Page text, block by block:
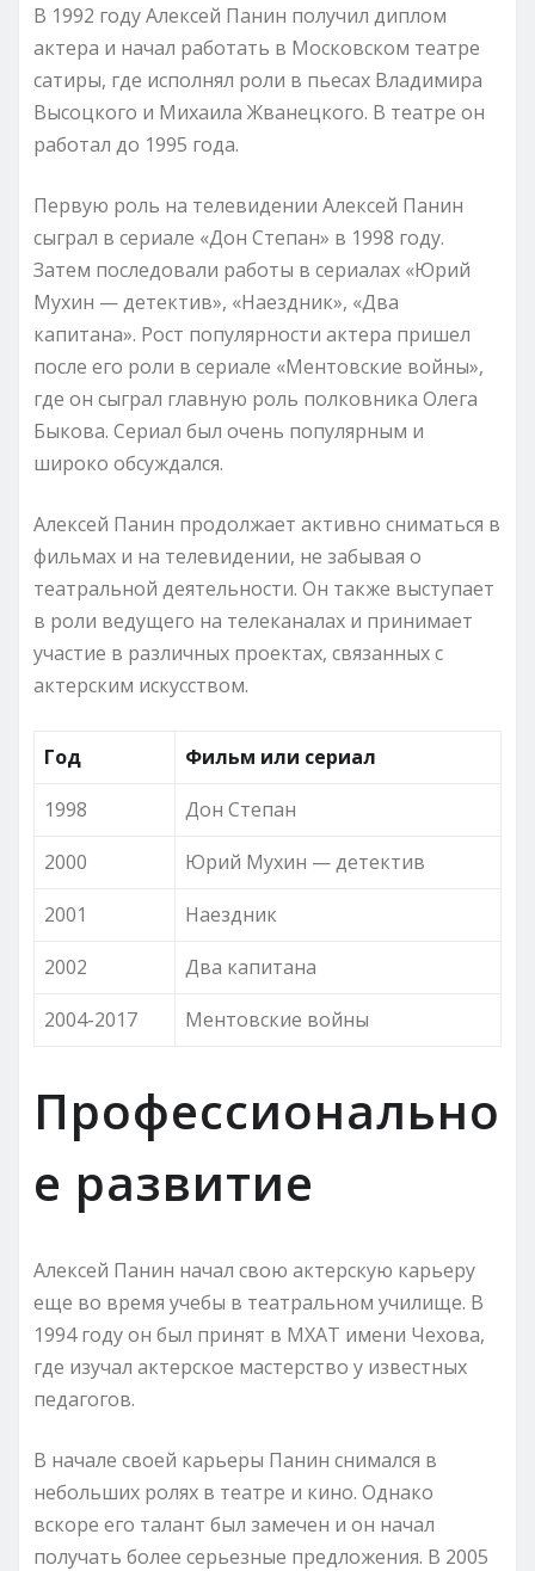
В 1992 году Алексей Панин получил диплом
актера и начал работать в Московском театре
сатиры, где исполнял роли в пьесах Владимира
Высоцкого и Михаила Жванецкого. В театре он
работал до 1995 года.
Первую роль на телевидении Алексей Панин
сыграл в сериале «Дон Степан» в 1998 году.
Затем последовали работы в сериалах «Юрий
Мухин — детектив», «Наездник», «Два
капитана». Рост популярности актера пришел
после его роли в сериале «Ментовские войны»,
где он сыграл главную роль полковника Олега
Быкова. Сериал был очень популярным и
широко обсуждался.
Алексей Панин продолжает активно сниматься в
фильмах и на телевидении, не забывая о
театральной деятельности. Он также выступает
в роли ведущего на телеканалах и принимает
участие в различных проектах, связанных с
актерским искусством.
Год
Фильм или сериал
1998
Дон Степан
2000
Юрий Мухин — детектив
2001
Наездник
2002
Два капитана
2004-2017
Ментовские войны
Профессионально
е развитие
Алексей Панин начал свою актерскую карьеру
еще во время учебы в театральном училище. В
1994 году он был принят в МХАТ имени Чехова,
где изучал актерское мастерство у известных
педагогов.
В начале своей карьеры Панин снимался в
небольших ролях в театре и кино. Однако
вскоре его талант был замечен и он начал
получать более серьезные предложения. В 2005